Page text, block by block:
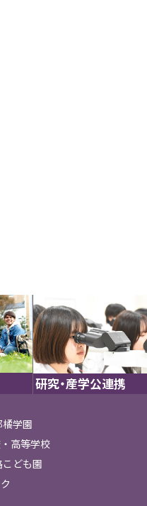
研究・産学公連携
学園
高等学校
ども園